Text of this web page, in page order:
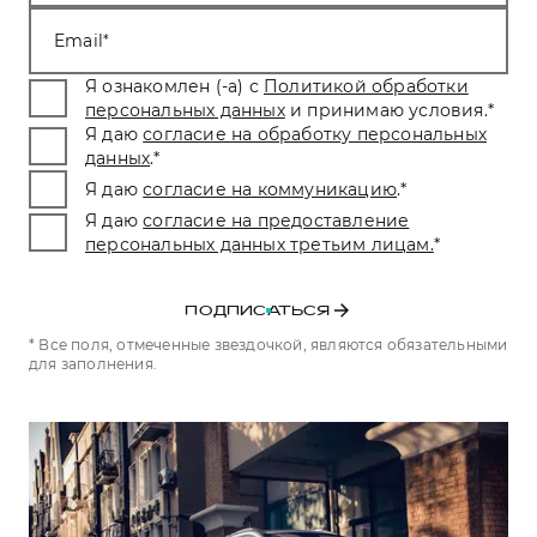
от 3 199 000 ₽ от 3 499 000 ₽
от 3 599 000 ₽
POER
от 3 449 000 ₽
Тест-драйв
Трейд-ин
КРЕДИТ И СТРАХОВАНИЕ
Кредитный калькулятор
Страхование
КОРПОРАТИВНЫМ КЛИЕНТАМ
Корпоративным клиентам
Крупным корпоративным клиентам
Система управления автопарком
СЕРВИСНОЕ ОБСЛУЖИВАНИЕ
Нулевое ТО
Программа «Помощь на дороге»
Регламенты технического обслуживания
Электронный ПТС
GWM Безопасность
Гарантия HAVAL
Программа «HAVAL Защита+»
Руководства по эксплуатации
Подписки
О дилере
Наша команда
Контакты
Email
Я ознакомлен (-а) с Политикой обработки
персональных данных и принимаю условия.*
Я даю согласие на обработку персональных
данных.*
Я даю согласие на коммуникацию.*
Я даю согласие на предоставление
персональных данных третьим лицам.*
ПОДПИСАТЬСЯ
* Все поля, отмеченные звездочкой, являются обязательными
для заполнения.